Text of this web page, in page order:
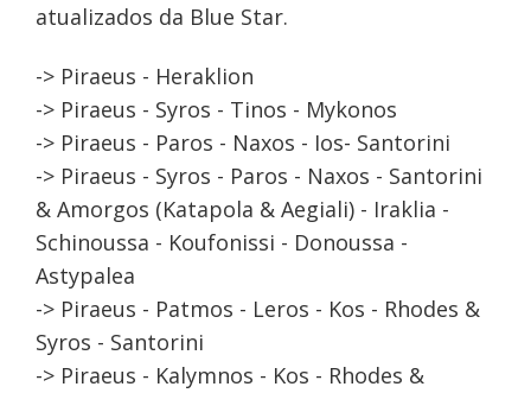
atualizados da Blue Star.
-> Piraeus - Heraklion
-> Piraeus - Syros - Tinos - Mykonos
-> Piraeus - Paros - Naxos - Ios- Santorini
-> Piraeus - Syros - Paros - Naxos - Santorini
& Amorgos (Katapola & Aegiali) - Iraklia -
Schinoussa - Koufonissi - Donoussa -
Astypalea
-> Piraeus - Patmos - Leros - Kos - Rhodes &
Syros - Santorini
-> Piraeus - Kalymnos - Kos - Rhodes &